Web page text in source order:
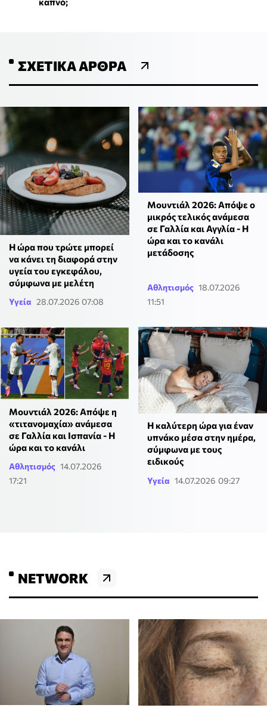
ΣΧΕΤΙΚΆ ΆΡΘΡΑ
Η ώρα που τρώτε μπορεί
να κάνει τη διαφορά στην
υγεία του εγκεφάλου,
σύμφωνα με μελέτη
Υγεία 28.07.2026 07:08
Μουντιάλ 2026: Απόψε ο
μικρός τελικός ανάμεσα
σε Γαλλία και Αγγλία - Η
ώρα και το κανάλι
μετάδοσης
Αθλητισμός 18.07.2026
11:51
Μουντιάλ 2026: Απόψε η
«τιτανομαχία» ανάμεσα
σε Γαλλία και Ισπανία - Η
ώρα και το κανάλι
Αθλητισμός 14.07.2026
17:21
Η καλύτερη ώρα για έναν
υπνάκο μέσα στην ημέρα,
σύμφωνα με τους
ειδικούς
Υγεία 14.07.2026 09:27
NETWORK